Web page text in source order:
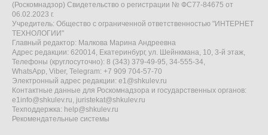
(Роскомнадзор) Свидетельство о регистрации № ФС77-84675 от
06.02.2023 г.
Учредитель: Общество с ограниченной ответственностью "ИНТЕРНЕТ
ТЕХНОЛОГИИ"
Главный редактор: Малкова Марина Андреевна
Адрес редакции: 620014, Екатеринбург, ул. Шейнкмана, 10, 3-й этаж,
Телефоны (круглосуточно): 8 (343) 379-49-95, 34-555-34,
WhatsApp, Viber, Telegram: +7 909 704-57-70
Электронный адрес редакции: e1@shkulev.ru
Контактные данные для Роскомнадзора и государственных органов:
e1info@shkulev.ru, juristekat@shkulev.ru
Техподдержка: help@shkulev.ru
Рекомендательные системы